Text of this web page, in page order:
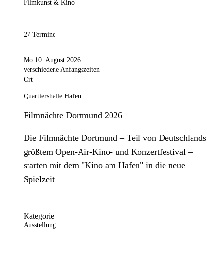
Filmkunst & Kino
27 Termine
Mo 10. August 2026
verschiedene Anfangszeiten
Ort
Quartiershalle Hafen
Filmnächte Dortmund 2026
Die Filmnächte Dortmund – Teil von Deutschlands
größtem Open-Air-Kino- und Konzertfestival –
starten mit dem "Kino am Hafen" in die neue
Spielzeit
Kategorie
Ausstellung